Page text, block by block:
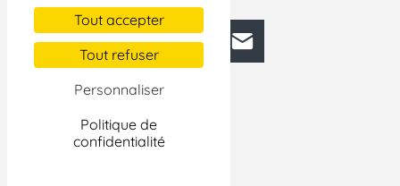
Tout accepter
Tout refuser
Personnaliser
Politique de
confidentialité
FacebookBlueskyMastodonLinkedIn